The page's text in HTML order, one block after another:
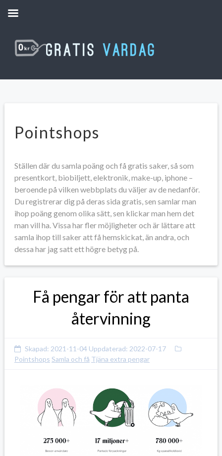
Pointshops
Ställen där du samla poäng och få gratis saker, så som
presentkort, biobiljett, elektronik, make-up, iphone –
beroende på vilken webbplats du väljer av de nedanför.
Du registrerar dig på deras sida gratis, sen samlar man
ihop poäng genom olika sätt, sen klickar man hem det
man vill ha. Vissa har fler möjligheter och är lättare att
samla ihop till saker att få hemskickat, än andra, och
dessa har jag satt ett högre betyg på.
Få pengar för att panta
återvinning
Skapad: 2021-11-04 Uppdaterad: 2022-07-17
Pointshops Samla och få Tjäna extra pengar